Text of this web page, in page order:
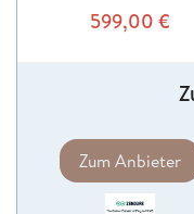
599,00 €
Zum Anbieter